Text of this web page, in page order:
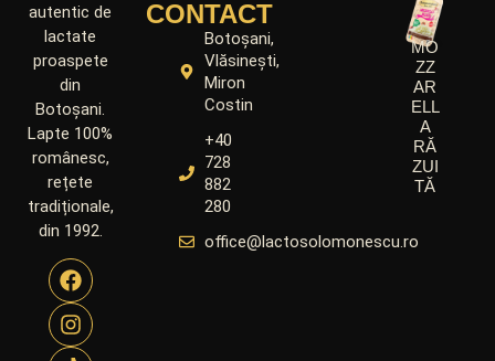
autentic de
lactate
proaspete
din
Botoșani.
Lapte 100%
românesc,
rețete
tradiționale,
din 1992.
CONTACT
Botoșani,
Vlăsinești,
Miron
Costin
+40
728
882
280
office@lactosolomonescu.ro
MO
ZZ
AR
ELL
A
RĂ
ZUI
TĂ